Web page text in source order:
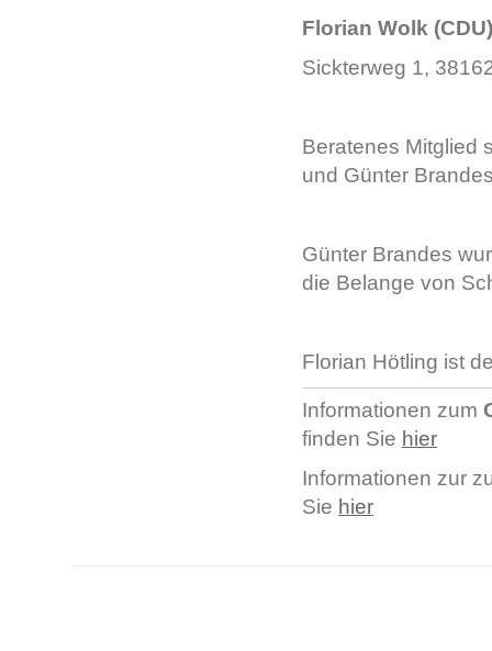
Florian Wolk (CDU)
Sickterweg 1,
Beratenes Mitglied
und Günter
Günter Brandes
die Belange von
Florian Hötling ist
Informationen zum
finden Sie hier
Informationen zur
Sie hier